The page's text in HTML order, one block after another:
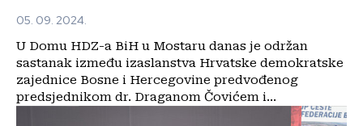
05. 09. 2024.
U Domu HDZ-a BiH u Mostaru danas je održan
sastanak između izaslanstva Hrvatske demokratske
zajednice Bosne i Hercegovine predvođenog
predsjednikom dr. Draganom Čovićem i...